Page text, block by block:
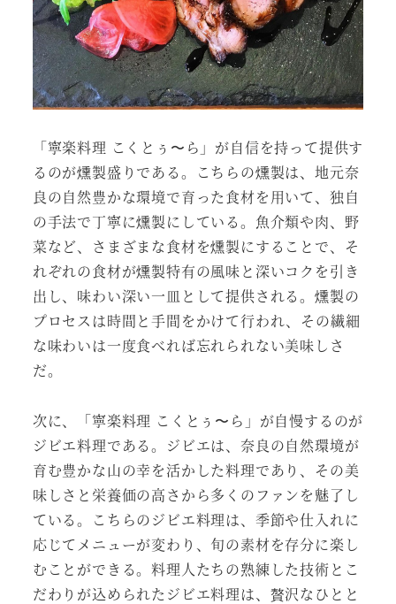
「寧楽料理 こくとぅ〜ら」が自信を持って提供す
るのが燻製盛りである。こちらの燻製は、地元奈
良の自然豊かな環境で育った食材を用いて、独自
の手法で丁寧に燻製にしている。魚介類や肉、野
菜など、さまざまな食材を燻製にすることで、そ
れぞれの食材が燻製特有の風味と深いコクを引き
出し、味わい深い一皿として提供される。燻製の
プロセスは時間と手間をかけて行われ、その繊細
な味わいは一度食べれば忘れられない美味しさ
だ。
次に、「寧楽料理 こくとぅ〜ら」が自慢するのが
ジビエ料理である。ジビエは、奈良の自然環境が
育む豊かな山の幸を活かした料理であり、その美
味しさと栄養価の高さから多くのファンを魅了し
ている。こちらのジビエ料理は、季節や仕入れに
応じてメニューが変わり、旬の素材を存分に楽し
むことができる。料理人たちの熟練した技術とこ
だわりが込められたジビエ料理は、贅沢なひとと